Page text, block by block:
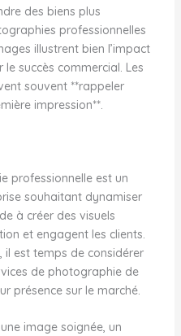
des biens plus
professionnelles
illustrent bien l’impact
succès commercial. Les
souvent **rappeler
impression**.
professionnelle est un
souhaitant dynamiser
à créer des visuels
et engagent les clients.
il est temps de considérer
de photographie de
présence sur le marché.
image soignée, un